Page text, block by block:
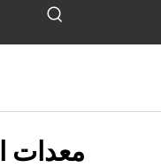
معدات